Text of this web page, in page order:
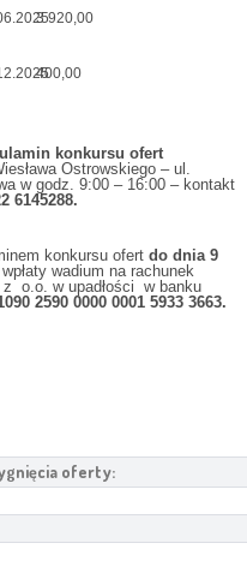
3 920,00
400,00
konkursu ofert
Ostrowskiego – ul.
w godz. 9:00 – 16:00 – kontakt
6145288.
konkursu ofert do dnia 9
wadium na rachunek
o.o. w upadłości w banku
2590 0000 0001 5933 3663.
oferty: